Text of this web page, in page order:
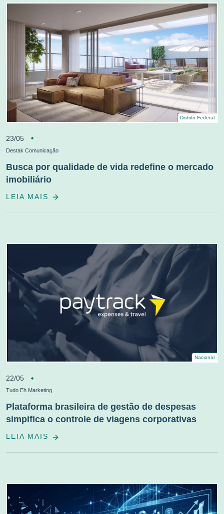
Distrito Federal
23/05
Destak Comunicação
Busca por qualidade de vida redefine o mercado
imobiliário
LEIA MAIS
Nacional
22/05
Tudo Eh Marketing
Plataforma brasileira de gestão de despesas
simpifica o controle de viagens corporativas
LEIA MAIS